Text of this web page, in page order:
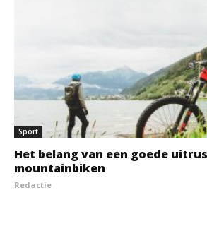
Sport
Het belang van een goede
mountainbiken
Redactie